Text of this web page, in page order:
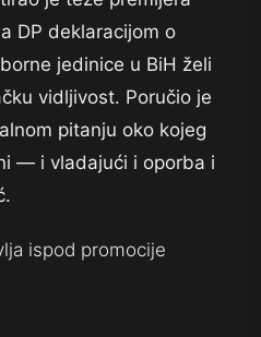
DP deklaracijom o
jedinice u BiH želi
vidljivost. Poručio je
pitanju oko kojeg
— i vladajući i oporba i
ispod promocije